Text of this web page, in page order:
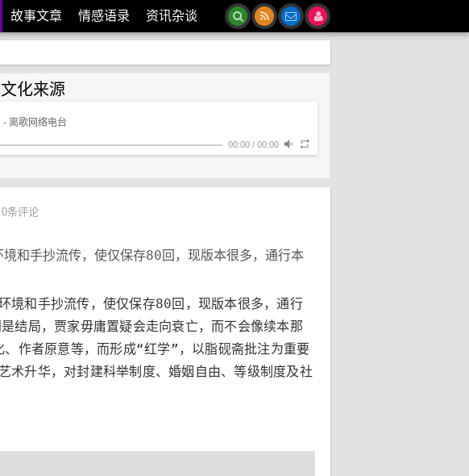
故事文章 情感语录 资讯杂谈
化来源
- 离歌网络电台
00:00 / 00:00
0条评论
和手抄流传，使仅保存80回，现版本很多，通行本
境和手抄流传，使仅保存80回，现版本很多，通行
结局，贾家毋庸置疑会走向衰亡，而不会像续本那
作者原意等，而形成“红学”，以脂砚斋批注为重要
术升华，对封建科举制度、婚姻自由、等级制度及社